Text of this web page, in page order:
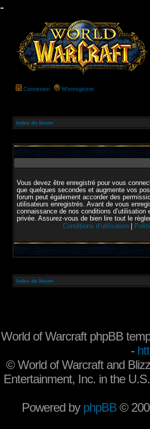
-
Connexion M’enregistrer
Index du forum
Vous devez être enregistré pour vous
que quelques secondes et augmente vos
forum peut également accorder des
utilisateurs enregistrés. Avant de vous
connaissance de nos conditions d’utilisation
privée. Assurez-vous de bien lire tout le
Conditions d’utilisation
Index du forum
World of Warcraft phpBB
-
©World of Warcraft and
Entertainment, Inc. in the
Powered by phpBB ©